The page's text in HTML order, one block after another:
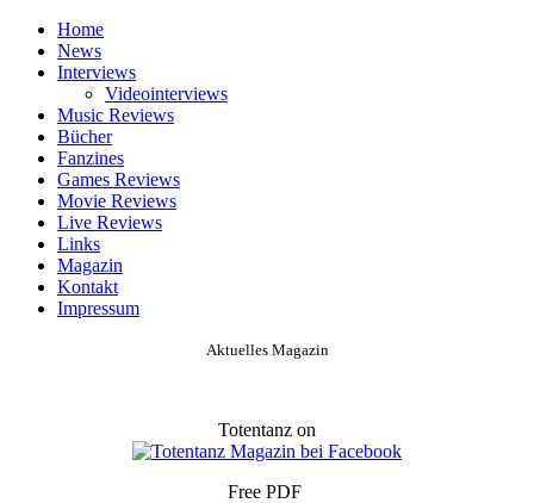
Home
News
Interviews
Videointerviews
Music Reviews
Bücher
Fanzines
Games Reviews
Movie Reviews
Live Reviews
Links
Magazin
Kontakt
Impressum
Aktuelles Magazin
Totentanz on
Free PDF